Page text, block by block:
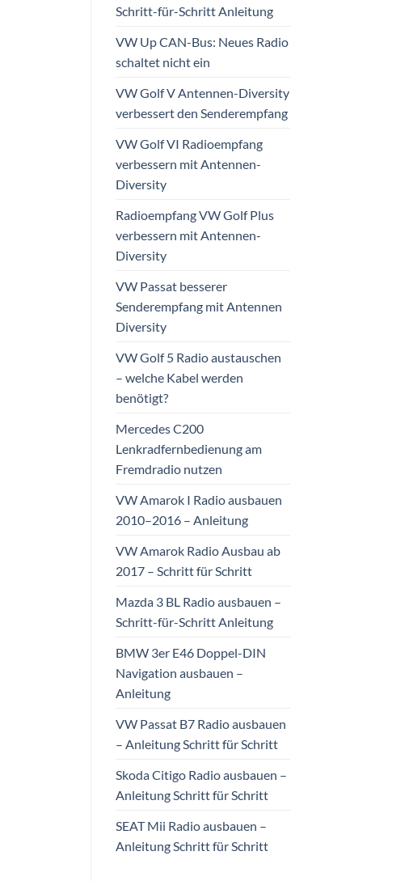
Schritt-für-Schritt Anleitung
VW Up CAN-Bus: Neues Radio
schaltet nicht ein
VW Golf V Antennen-Diversity
verbessert den Senderempfang
VW Golf VI Radioempfang
verbessern mit Antennen-
Diversity
Radioempfang VW Golf Plus
verbessern mit Antennen-
Diversity
VW Passat besserer
Senderempfang mit Antennen
Diversity
VW Golf 5 Radio austauschen
– welche Kabel werden
benötigt?
Mercedes C200
Lenkradfernbedienung am
Fremdradio nutzen
VW Amarok I Radio ausbauen
2010–2016 – Anleitung
VW Amarok Radio Ausbau ab
2017 – Schritt für Schritt
Mazda 3 BL Radio ausbauen –
Schritt-für-Schritt Anleitung
BMW 3er E46 Doppel-DIN
Navigation ausbauen –
Anleitung
VW Passat B7 Radio ausbauen
– Anleitung Schritt für Schritt
Skoda Citigo Radio ausbauen –
Anleitung Schritt für Schritt
SEAT Mii Radio ausbauen –
Anleitung Schritt für Schritt